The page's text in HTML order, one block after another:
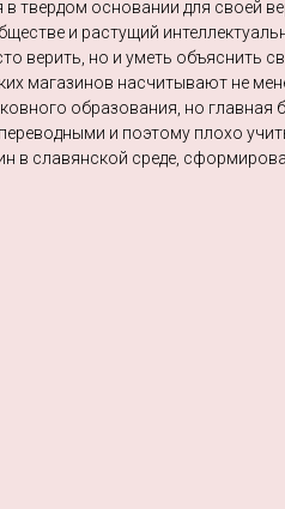
твердом основании для своей
и растущий
верить, но и уметь объяснить
магазинов насчитывают не
образования, но главная
и поэтому плохо
в славянской среде,